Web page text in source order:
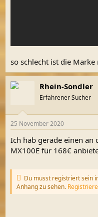
so schlecht ist die Marke
Rhein-Sondler
Erfahrener Sucher
25 November 2020
Ich hab gerade einen an
MX100E für 168€
Du musst registriert sein
Anhang zu sehen.